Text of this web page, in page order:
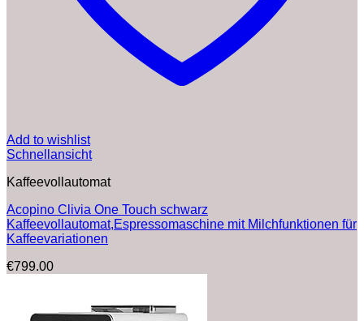
Add to wishlist
Schnellansicht
Kaffeevollautomat
Acopino Clivia One Touch schwarz
Kaffeevollautomat,Espressomaschine mit Milchfunktionen für
Kaffeevariationen
€799.00